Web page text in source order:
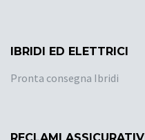
IBRIDI ED ELETTRICI
Pronta consegna Ibridi